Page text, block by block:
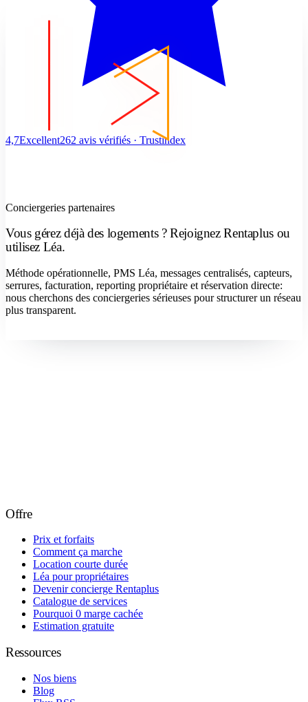
4,7Excellent262 avis vérifiés · Trustindex
Conciergeries partenaires
Vous gérez déjà des logements ? Rejoignez Rentaplus ou
utilisez Léa.
Méthode opérationnelle, PMS Léa, messages centralisés, capteurs,
serrures, facturation, reporting propriétaire et réservation directe:
nous cherchons des conciergeries sérieuses pour structurer un réseau
plus transparent.
Offre
Prix et forfaits
Comment ça marche
Location courte durée
Léa pour propriétaires
Devenir concierge Rentaplus
Catalogue de services
Pourquoi 0 marge cachée
Estimation gratuite
Ressources
Nos biens
Blog